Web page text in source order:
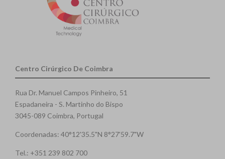
Centro Cirúrgico De Coimbra
Rua Dr. Manuel Campos Pinheiro, 51
Espadaneira - S. Martinho do Bispo
3045-089 Coimbra, Portugal
Coordenadas: 40°12'35.5"N 8°27'59.7"W
Tel.: +351 239 802 700